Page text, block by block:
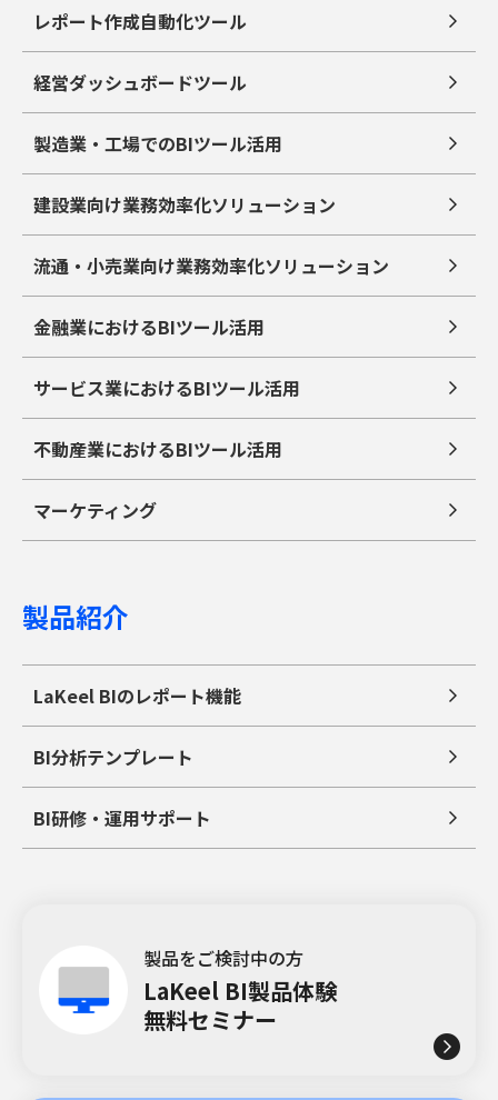
レポート作成自動化ツール
経営ダッシュボードツール
製造業・工場でのBIツール活用
建設業向け業務効率化ソリューション
流通・小売業向け業務効率化ソリューション
金融業におけるBIツール活用
サービス業におけるBIツール活用
不動産業におけるBIツール活用
マーケティング
製品紹介
LaKeel BIのレポート機能
BI分析テンプレート
BI研修・運用サポート
製品をご検討中の方
LaKeel BI製品体験
無料セミナー